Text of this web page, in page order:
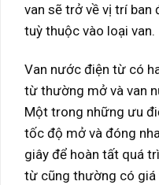
van sẽ trở về vị trí ban
tuỳ thuộc vào loại van.
Van nước điện từ có
từ thường mở và van
Một trong những ưu
tốc độ mở và đóng
giây để hoàn tất quá
từ cũng thường có giá